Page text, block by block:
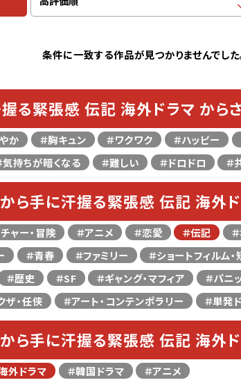
条件に一致する作品が見つかりませんでした
る緊張感 伝記 海外ドラマ から
か ＃胸キュン ＃ワクワク ＃ハッピー
気持ちが暗くなる ＃難しい ＃ドロドロ ＃
ら手に汗握る緊張感 伝記 海外
ャー・冒険 ＃アニメ ＃恋愛 ＃伝記
＃青春 ＃ファミリー ＃ショートフィルム
＃歴史 ＃SF ＃ギャング・マフィア ＃パニ
ザ・任侠 ＃アート・コンテンポラリー ＃単発
ら手に汗握る緊張感 伝記 海外
外ドラマ ＃韓国ドラマ ＃アニメ